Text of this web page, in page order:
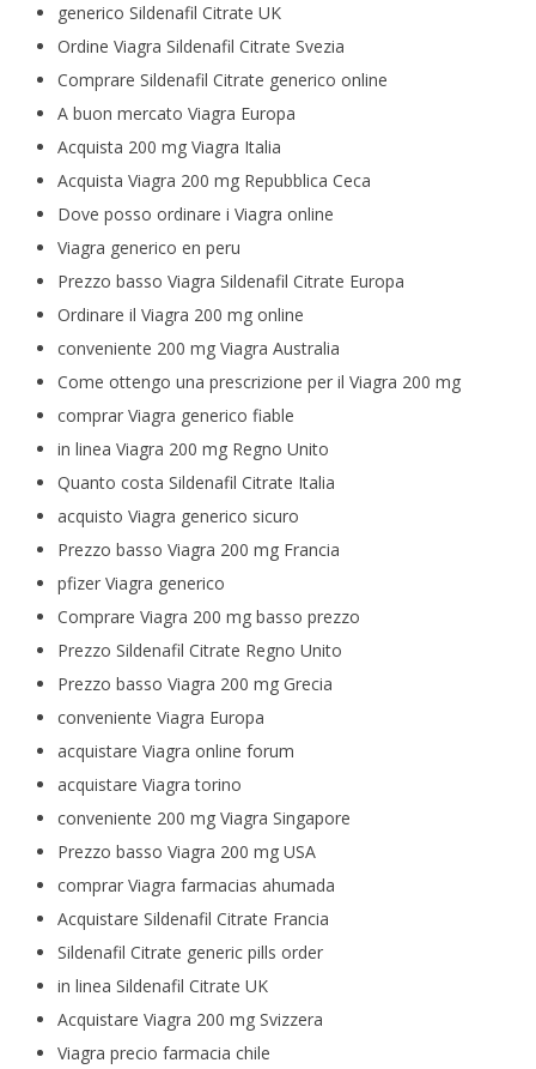
generico Sildenafil Citrate UK
Ordine Viagra Sildenafil Citrate Svezia
Comprare Sildenafil Citrate generico online
A buon mercato Viagra Europa
Acquista 200 mg Viagra Italia
Acquista Viagra 200 mg Repubblica Ceca
Dove posso ordinare i Viagra online
Viagra generico en peru
Prezzo basso Viagra Sildenafil Citrate Europa
Ordinare il Viagra 200 mg online
conveniente 200 mg Viagra Australia
Come ottengo una prescrizione per il Viagra 200 mg
comprar Viagra generico fiable
in linea Viagra 200 mg Regno Unito
Quanto costa Sildenafil Citrate Italia
acquisto Viagra generico sicuro
Prezzo basso Viagra 200 mg Francia
pfizer Viagra generico
Comprare Viagra 200 mg basso prezzo
Prezzo Sildenafil Citrate Regno Unito
Prezzo basso Viagra 200 mg Grecia
conveniente Viagra Europa
acquistare Viagra online forum
acquistare Viagra torino
conveniente 200 mg Viagra Singapore
Prezzo basso Viagra 200 mg USA
comprar Viagra farmacias ahumada
Acquistare Sildenafil Citrate Francia
Sildenafil Citrate generic pills order
in linea Sildenafil Citrate UK
Acquistare Viagra 200 mg Svizzera
Viagra precio farmacia chile